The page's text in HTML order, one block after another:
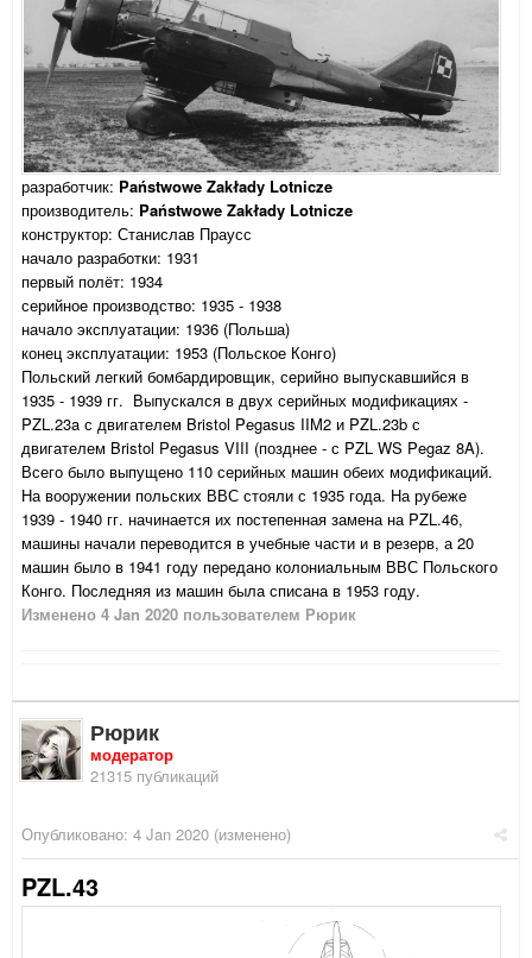
разработчик: Państwowe Zakłady Lotnicze
производитель: Państwowe Zakłady Lotnicze
конструктор: Станислав Праусс
начало разработки: 1931
первый полёт: 1934
серийное производство: 1935 - 1938
начало эксплуатации: 1936 (Польша)
конец эксплуатации: 1953 (Польское Конго)
Польский легкий бомбардировщик, серийно выпускавшийся в
1935 - 1939 гг. Выпускался в двух серийных модификациях -
PZL.23a с двигателем Bristol Pegasus IIM2 и PZL.23b с
двигателем Bristol Pegasus VIII (позднее - с PZL WS Pegaz 8A).
Всего было выпущено 110 серийных машин обеих модификаций.
На вооружении польских ВВС стояли с 1935 года. На рубеже
1939 - 1940 гг. начинается их постепенная замена на PZL.46,
машины начали переводится в учебные части и в резерв, а 20
машин было в 1941 году передано колониальным ВВС Польского
Конго. Последняя из машин была списана в 1953 году.
Изменено 4 Jan 2020 пользователем Рюрик
Рюрик
модератор
21315 публикаций
Опубликовано: 4 Jan 2020 (изменено)
PZL.43